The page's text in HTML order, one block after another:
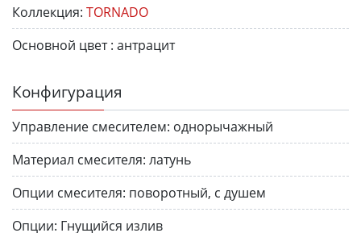
Коллекция: TORNADO
Основной цвет : антрацит
Конфигурация
Управление смесителем: однорычажный
Материал смесителя: латунь
Опции смесителя: поворотный, с душем
Опции: Гнущийся излив